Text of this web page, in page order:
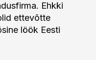
Ehkki
ettevõtte
löök Eesti